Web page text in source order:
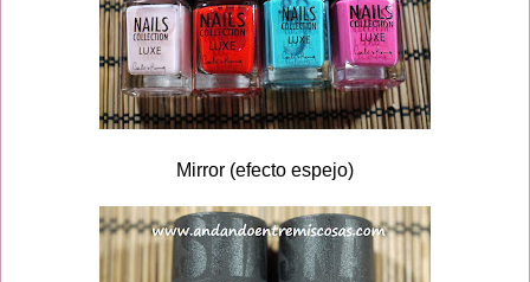
Mirror (efecto espejo)